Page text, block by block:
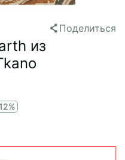
Поделиться
из